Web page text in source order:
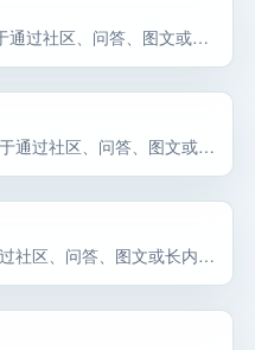
SmallSEOTools 主要用于通过社区、问答、图文或长内容渠道获取自然曝光和早期用户反馈。SmallSEOTools 主要用于通过社区、问答、图文或长内容渠道获取自然曝光和早期用户反馈。SmallSEOTools 主要用于通过社… 选择前重点看价格、上手门槛、风险和替代方案。
Screaming Frog 主要用于通过社区、问答、图文或长内容渠道获取自然曝光和早期用户反馈。Screaming Frog 主要用于通过社区、问答、图文或长内容渠道获取自然曝光和早期用户反馈。Screaming Frog 是内容发布… 选择前重点看价格、上手门槛、风险和替代方案。
SE Ranking 主要用于通过社区、问答、图文或长内容渠道获取自然曝光和早期用户反馈。SE Ranking 主要用于通过社区、问答、图文或长内容渠道获取自然曝光和早期用户反馈。SE Ranking 是内容发布平台候选，主要用… 选择前重点看价格、上手门槛、风险和替代方案。